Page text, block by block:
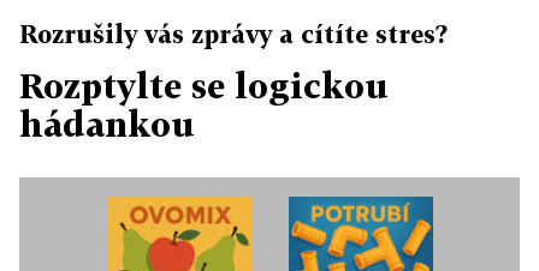
Rozrušily vás zprávy a cítíte stres?
Rozptylte se logickou
hádankou